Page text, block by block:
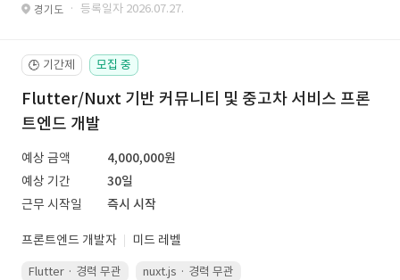
경기도 · 등록일자 2026.07.27.
🕒 기간제 모집 중
Flutter/Nuxt 기반 커뮤니티 및 중고차 서비스 프론
트엔드 개발
예상 금액
4,000,000원
예상 기간
30일
근무 시작일
즉시 시작
프론트엔드 개발자 미드 레벨
Flutter · 경력 무관 nuxt.js · 경력 무관